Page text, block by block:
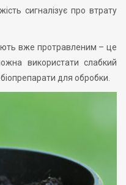
сигналізує про втрату
вже протравленим – це
використати слабкий
для обробки.